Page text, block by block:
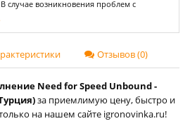
случае возникновения проблем с
Отзывов (0)
Need for Speed Unbound -
за приемлимую цену, быстро и
на нашем сайте igronovinka.ru!